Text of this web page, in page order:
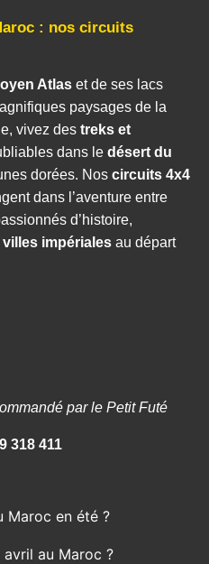
: nos circuits
Atlaset de ses lacs
paysages de la
vivez des treks et
dans le désert du
dorées. Nos circuits 4x4
dans l’aventure entre
d’histoire,
impérialesau départ
par le Petit Futé
318 411
Maroc en été ?
au Maroc ?